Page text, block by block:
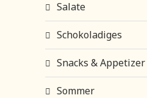
Salate
Schokoladiges
Snacks & Appetizer
Sommer